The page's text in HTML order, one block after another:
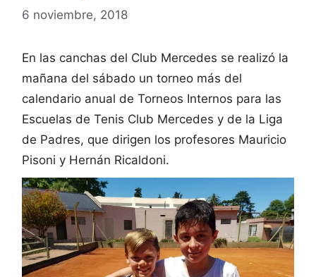
6 noviembre, 2018
En las canchas del Club Mercedes se realizó la
mañana del sábado un torneo más del
calendario anual de Torneos Internos para las
Escuelas de Tenis Club Mercedes y de la Liga
de Padres, que dirigen los profesores Mauricio
Pisoni y Hernán Ricaldoni.